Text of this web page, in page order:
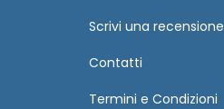
Scrivi una recensione
Contatti
Termini e Condizioni